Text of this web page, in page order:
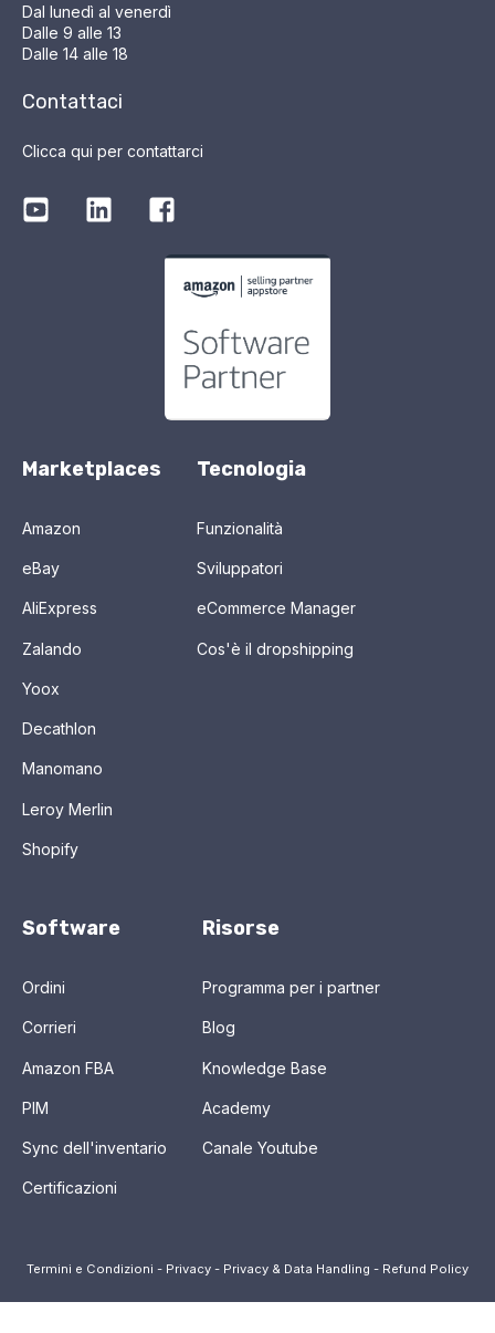
Dal lunedì al venerdì
Dalle 9 alle 13
Dalle 14 alle 18
Contattaci
Clicca qui per contattarci
Marketplaces
Amazon
eBay
AliExpress
Zalando
Yoox
Decathlon
Manomano
Leroy Merlin
Shopify
Tecnologia
Funzionalità
Sviluppatori
eCommerce Manager
Cos'è il dropshipping
Software
Ordini
Corrieri
Amazon FBA
PIM
Sync dell'inventario
Certificazioni
Risorse
Programma per i partner
Blog
Knowledge Base
Academy
Canale Youtube
Termini e Condizioni - Privacy - Privacy & Data Handling - Refund Policy